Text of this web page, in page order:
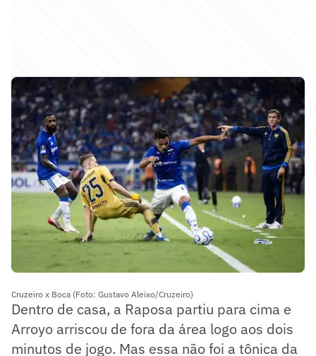
Cruzeiro x Boca (Foto: Gustavo Aleixo/Cruzeiro)
Dentro de casa, a Raposa partiu para cima e
Arroyo arriscou de fora da área logo aos dois
minutos de jogo. Mas essa não foi a tônica da